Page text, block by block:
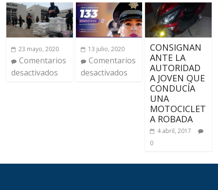
23 mayo, 2020
Comentarios
desactivados
13 julio, 2020
Comentarios
desactivados
CONSIGNAN
ANTE LA
AUTORIDAD
A JOVEN QUE
CONDUCÍA
UNA
MOTOCICLET
A ROBADA
4 abril, 2017
0